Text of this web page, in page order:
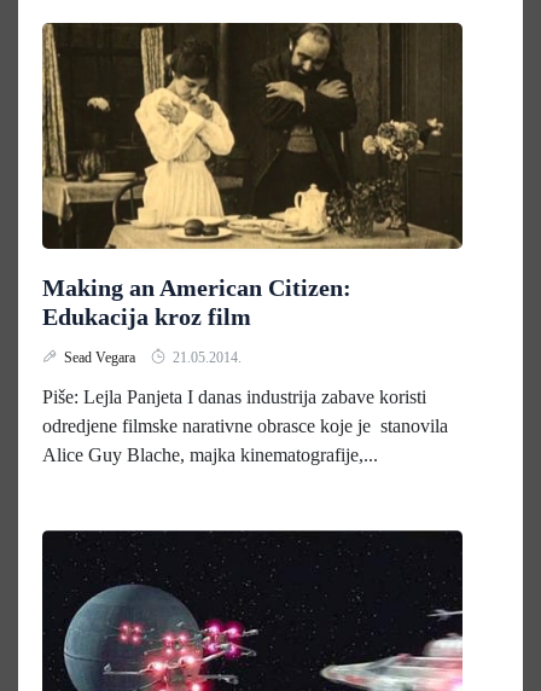
Making an American Citizen:
Edukacija kroz film
Sead Vegara 21.05.2014.
Piše: Lejla Panjeta I danas industrija zabave koristi
odredjene filmske narativne obrasce koje je stanovila
Alice Guy Blache, majka kinematografije,...